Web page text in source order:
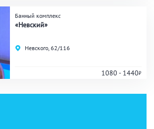
Банный комплекс
«Невский»
Невского, 62/116
1080 - 1440